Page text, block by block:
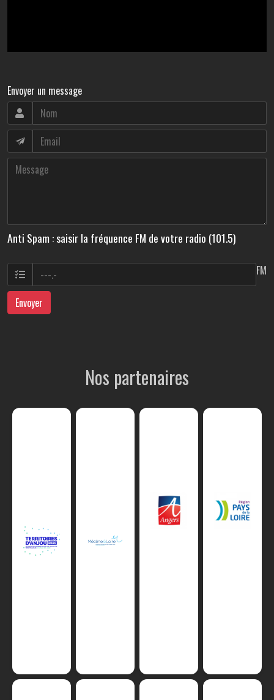
Envoyer un message
Anti Spam : saisir la fréquence FM de votre radio (101.5)
FM
Envoyer
Nos partenaires